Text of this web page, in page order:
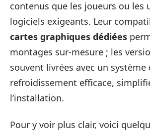
contenus que les joueurs ou les
logiciels exigeants. Leur
cartes graphiques dédiées
montages sur-mesure ; les
souvent livrées avec un système
refroidissement efficace,
l’installation.
Pour y voir plus clair, voici